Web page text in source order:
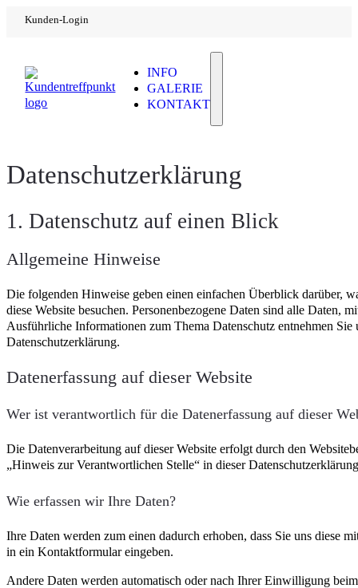
Kunden-Login
INFO
GALERIE
KONTAKT
Datenschutz­erklärung
1. Datenschutz auf einen Blick
Allgemeine Hinweise
Die folgenden Hinweise geben einen einfachen Überblick darüber,
diese Website besuchen. Personenbezogene Daten sind alle Daten,
Ausführliche Informationen zum Thema Datenschutz entnehmen Sie
Datenschutzerklärung.
Datenerfassung auf dieser Website
Wer ist verantwortlich für die Datenerfassung auf dieser
Die Datenverarbeitung auf dieser Website erfolgt durch den
„Hinweis zur Verantwortlichen Stelle“ in dieser
Wie erfassen wir Ihre Daten?
Ihre Daten werden zum einen dadurch erhoben, dass Sie uns diese
in ein Kontaktformular eingeben.
Andere Daten werden automatisch oder nach Ihrer Einwilligung